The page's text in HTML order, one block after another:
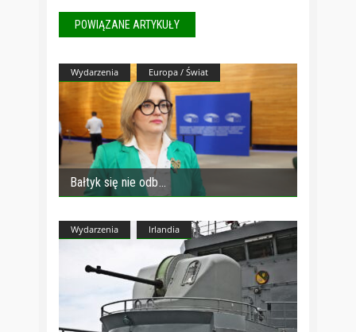
POWIĄZANE ARTYKUŁY
Wydarzenia Europa / Świat
Bałtyk się nie odb
Wydarzenia Irlandia